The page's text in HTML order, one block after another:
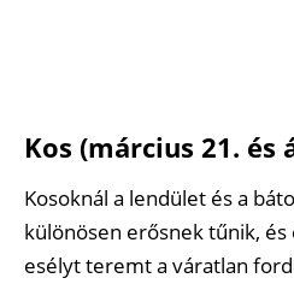
Kos (március 21.
Kosoknál a lendület és a
különösen erősnek tűnik, és
esélyt teremt a váratlan